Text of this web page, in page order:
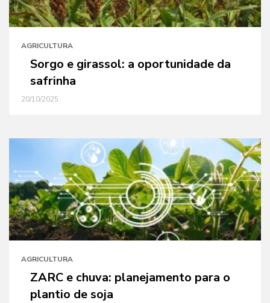
AGRICULTURA
Sorgo e girassol: a oportunidade da
safrinha
20/10/2025
AGRICULTURA
ZARC e chuva: planejamento para o
plantio de soja